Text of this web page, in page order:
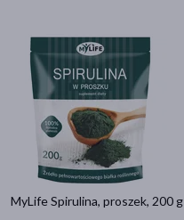
MyLife Spirulina, proszek, 200 g